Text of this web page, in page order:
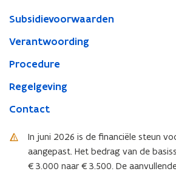
Subsidievoorwaarden
Verantwoording
Procedure
Regelgeving
Contact
In juni 2026 is de financiële steun
aangepast. Het bedrag van de
€3.000 naar €3.500. De